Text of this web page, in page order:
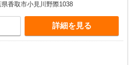
県香取市小見川野際1038
詳細を見る